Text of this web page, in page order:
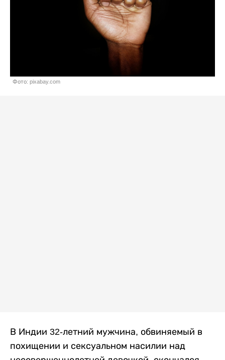
Фото: pixabay.com
В Индии 32-летний мужчина, обвиняемый в
похищении и сексуальном насилии над